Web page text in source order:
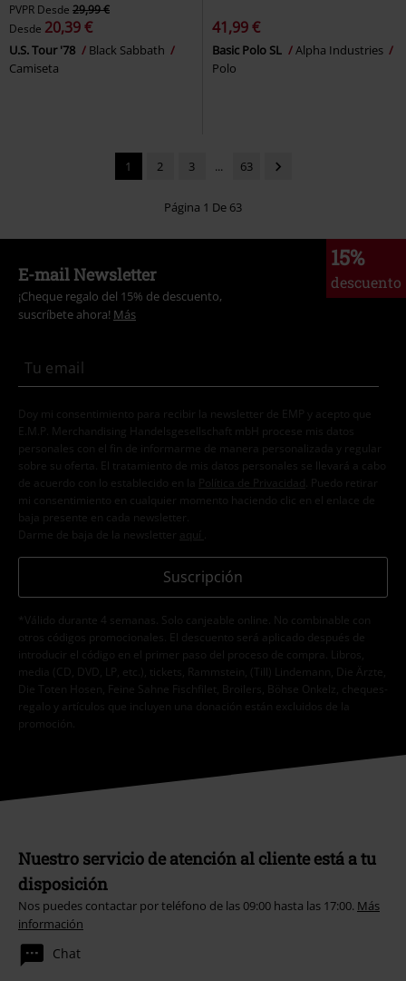
PVPR Desde 29,99 €
Desde 20,39 €
U.S. Tour '78
Black Sabbath
Camiseta
41,99 €
Basic Polo SL
Alpha Industries
Polo
1 2 3 ... 63
Página 1 De 63
15%
descuento
E-mail Newsletter
¡Cheque regalo del 15% de descuento,
suscríbete ahora! Más
Doy mi consentimiento para recibir la newsletter de EMP y acepto que
E.M.P. Merchandising Handelsgesellschaft mbH procese mis datos
personales con el fin de informarme de manera personalizada y regular
sobre su oferta. El tratamiento de mis datos personales se llevará a cabo
de acuerdo con lo establecido en la
Política de Privacidad . Puedo retirar
mi consentimiento en cualquier momento haciendo clic en el enlace de
baja presente en cada newsletter.
Darme de baja de la newsletter
aquí
Suscripción
*Válido durante 4 semanas. Solo canjeable online. No combinable con
otros códigos promocionales. El descuento será aplicado después de
introducir el código en el primer paso del proceso de compra. Libros,
media (CD, DVD, LP, etc.), tickets, Rammstein, (Till) Lindemann, Die Ärzte,
Die Toten Hosen, Feine Sahne Fischfilet, Broilers, Böhse Onkelz, cheques-
regalo y artículos que incluyen una donación están excluidos de la
promoción.
Nuestro servicio de atención al cliente está a tu
disposición
Nos puedes contactar por teléfono de las 09:00 hasta las 17:00. Más
información
Chat